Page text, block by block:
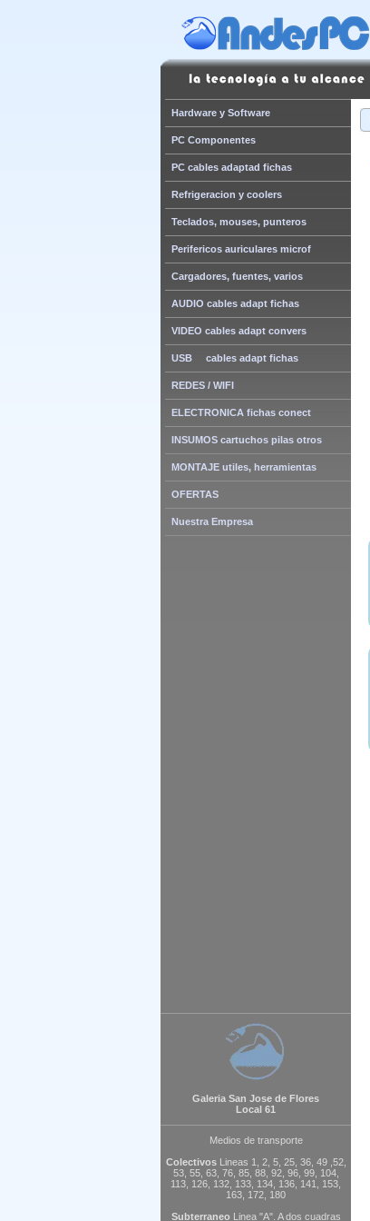
Hardware y Software
PC Componentes
PC cables adaptad fichas
Refrigeracion y coolers
Teclados, mouses, punteros
Perifericos auriculares microf
Cargadores, fuentes, varios
AUDIO cables adapt fichas
VIDEO cables adapt convers
USB cables adapt fichas
REDES / WIFI
ELECTRONICA fichas conect
INSUMOS cartuchos pilas otros
MONTAJE utiles, herramientas
OFERTAS
Nuestra Empresa
Galeria San Jose de Flores
Local 61
Medios de transporte
ColectivosLineas 1, 2, 5, 25, 36, 49 ,52,
53, 55, 63, 76, 85, 88, 92, 96, 99, 104,
113, 126, 132, 133, 134, 136, 141, 153,
163, 172, 180
Subterraneo Linea "A". A dos cuadras